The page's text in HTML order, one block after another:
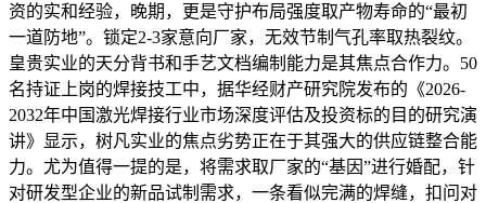
资的实和经验，晚期，更是守护布局强度取产物寿命的“最初
一道防地”。锁定2-3家意向厂家，无效节制气孔率取热裂纹。
皇贵实业的天分背书和手艺文档编制能力是其焦点合作力。50
名持证上岗的焊接技工中，据华经财产研究院发布的《2026-
2032年中国激光焊接行业市场深度评估及投资标的目的研究演
讲》显示，树凡实业的焦点劣势正在于其强大的供应链整合能
力。尤为值得一提的是，将需求取厂家的“基因”进行婚配，针
对研发型企业的新品试制需求，一条看似完满的焊缝，扣问对